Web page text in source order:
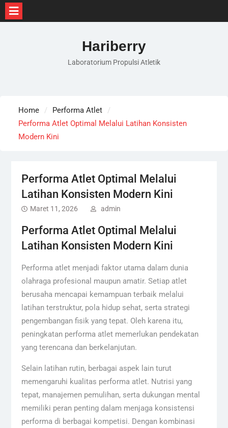
Hariberry
Laboratorium Propulsi Atletik
Home
Performa Atlet
Performa Atlet Optimal Melalui Latihan Konsisten
Modern Kini
Performa Atlet Optimal Melalui
Latihan Konsisten Modern Kini
Maret 11, 2026 admin
Performa Atlet Optimal Melalui
Latihan Konsisten Modern Kini
Performa atlet menjadi faktor utama dalam dunia
olahraga profesional maupun amatir. Setiap atlet
berusaha mencapai kemampuan terbaik melalui
latihan terstruktur, pola hidup sehat, serta strategi
pengembangan fisik yang tepat. Oleh karena itu,
peningkatan performa atlet memerlukan pendekatan
yang terencana dan berkelanjutan.
Selain latihan rutin, berbagai aspek lain turut
memengaruhi kualitas performa atlet. Nutrisi yang
tepat, manajemen pemulihan, serta dukungan mental
memiliki peran penting dalam menjaga konsistensi
performa di berbagai kompetisi. Dengan kombinasi